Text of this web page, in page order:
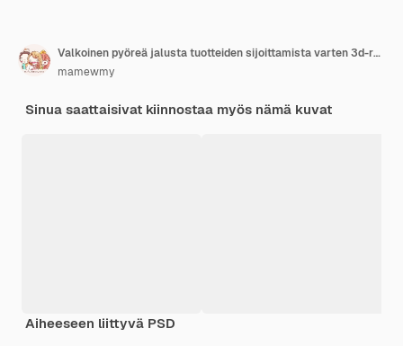
Valkoinen pyöreä jalusta tuotteiden sijoittamista varten 3d-renderöitynä taustana
mamewmy
Sinua saattaisivat kiinnostaa myös nämä kuvat
Aiheeseen liittyvä PSD